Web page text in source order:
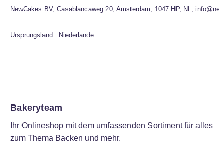
NewCakes BV, Casablancaweg 20, Amsterdam, 1047 HP, NL,
Ursprungsland: Niederlande
Bakeryteam
Ihr Onlineshop mit dem umfassenden Sortiment für alles
zum Thema Backen und mehr.